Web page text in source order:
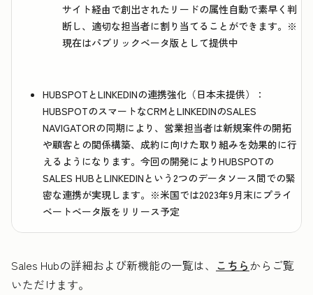
サイト経由で創出されたリードの属性自動で素早く判
断し、適切な担当者に割り当てることができます。※
現在はパブリックベータ版として提供中
HUBSPOTとLINKEDINの連携強化（日本未提供）：
HUBSPOTのスマートなCRMとLINKEDINのSALES
NAVIGATORの同期により、営業担当者は新規案件の開拓
や顧客との関係構築、成約に向けた取り組みを効果的に行
えるようになります。今回の開発によりHUBSPOTの
SALES HUBとLINKEDINという2つのデータソース間での緊
密な連携が実現します。※米国では2023年9月末にプライ
ベートベータ版をリリース予定
Sales Hubの詳細および新機能の一覧は、 こちら からご覧
いただけます。